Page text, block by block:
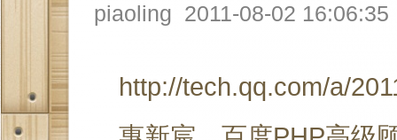
piaoling 2011-08-02 16:06:35
http://tech.qq.com/a/